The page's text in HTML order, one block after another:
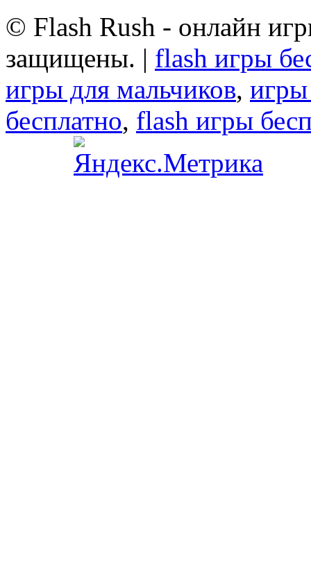
© Flash Rush - онлайн
защищены. | flash игры
игры для мальчиков, игры
бесплатно, flash игры